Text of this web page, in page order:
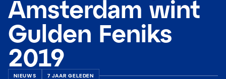
Amsterdam wint
Gulden Feniks
2019
NIEUWS 7 JAAR GELEDEN